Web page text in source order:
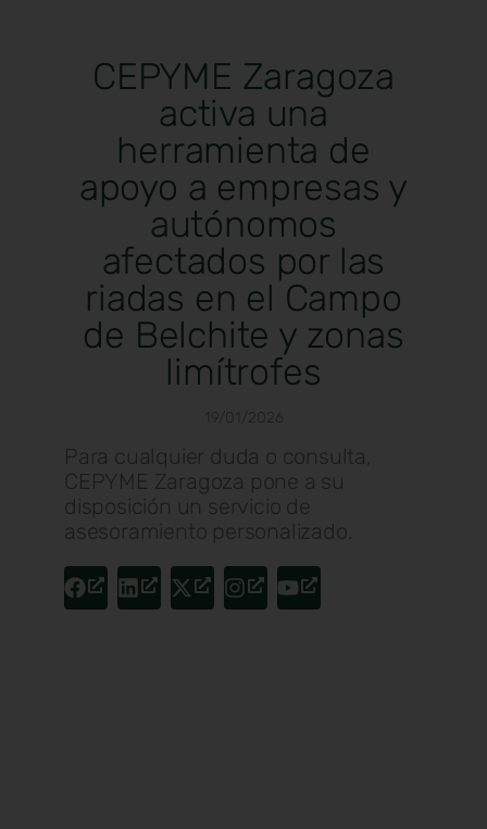
CEPYME Zaragoza
activa una
herramienta de
apoyo a empresas y
autónomos
afectados por las
riadas en el Campo
de Belchite y zonas
limítrofes
19/01/2026
Para cualquier duda o consulta,
CEPYME Zaragoza pone a su
disposición un servicio de
asesoramiento personalizado.